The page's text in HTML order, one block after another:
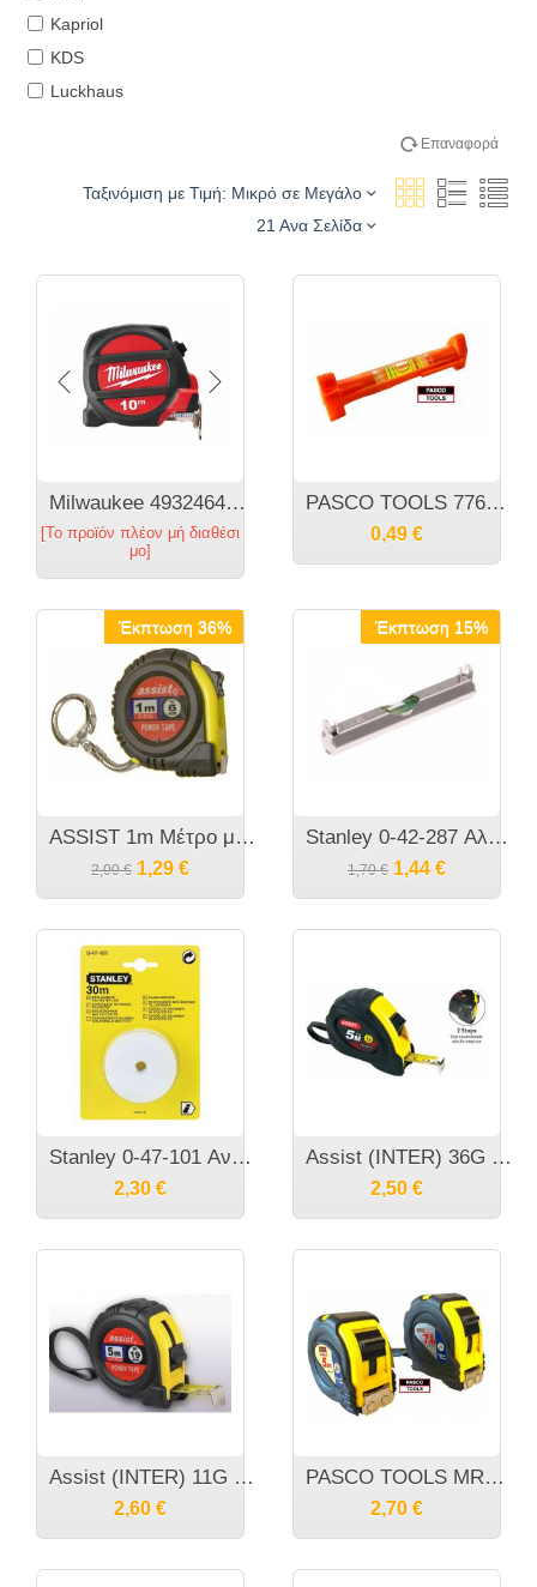
Kapriol
KDS
Luckhaus
Metrica
Stanley
Tactix
TRACER
Xtools
Επαναφορά
Ταξινόμιση με Τιμή: Μικρό σε Μεγάλο
21 Ανα Σελίδα
Milwaukee 4932464601 Μαγνητικό Μέτρο 10m Βαρέως τύπου
[Το προϊόν πλέον μή διαθέσι
μο]
PASCO TOOLS 776282 Μίνι Αλφάδι νήματος
0,49 €
Έκπτωση 36%
ASSIST 1m Μέτρο μπρελόκ.
2,00 € 1,29 €
Έκπτωση 15%
Stanley 0-42-287 Αλφαδι Γραμμης
1,70 € 1,44 €
Stanley 0-47-101 Ανταλλακτικο Νημα
2,30 €
Assist (INTER) 36G μετροταινία με διπλό στοπ
2,50 €
Assist (INTER) 11G μετροταινία
2,60 €
PASCO TOOLS ΜRΜΑ-Χ Μέτρα Ρολό Μαγνητικής ακρης
2,70 €